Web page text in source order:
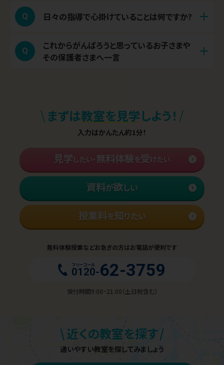
題集を完成させることを意識しました。英語は、
文に多くの時間を割きました。点数を引かれない
正確な訳をするために、訳の吟味を一緒に行いま
A
担当講師が学習カリキュラムを作成するので、苦
わせた授業展開ができる点が大きな強みだと思
います。
Q 日々の指導で心掛けていることは何ですか?
A
生徒さんに応じて授業を変えることと、その生徒
さんが苦手としている分野に少しでもアプローチ
Q
これからがんばろうと思っているお子さまや
その保護者さまへ一言
んが、その努力は必ず本物の力に変わります。私
たちと一緒に、最後まで諦めずに目標に向かって
\ まずは教室を見学しよう！ /
入力はかんたん約1分！
見学したい・無料体験を受けたい
資料が欲しい
授業料を知りたい
無料体験授業などお急ぎの方はお電話が便利です
フリーコール
0120-62-3759
受付時間9:00~21:00（土日祝含む）
\ 近くの教室を探す/
通いやすい教室を探してみましょう